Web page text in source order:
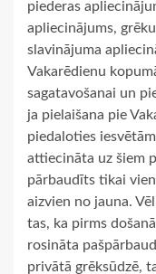
piederas
apliecinājums,
slavinājuma
Vakarēdienu
sagatavošanai un
ja pielaišana pie
piedaloties
attiecināta uz šiem
pārbaudīts tikai
aizvien no jauna.
tas, ka pirms
rosināta
privātā grēksūdzē,